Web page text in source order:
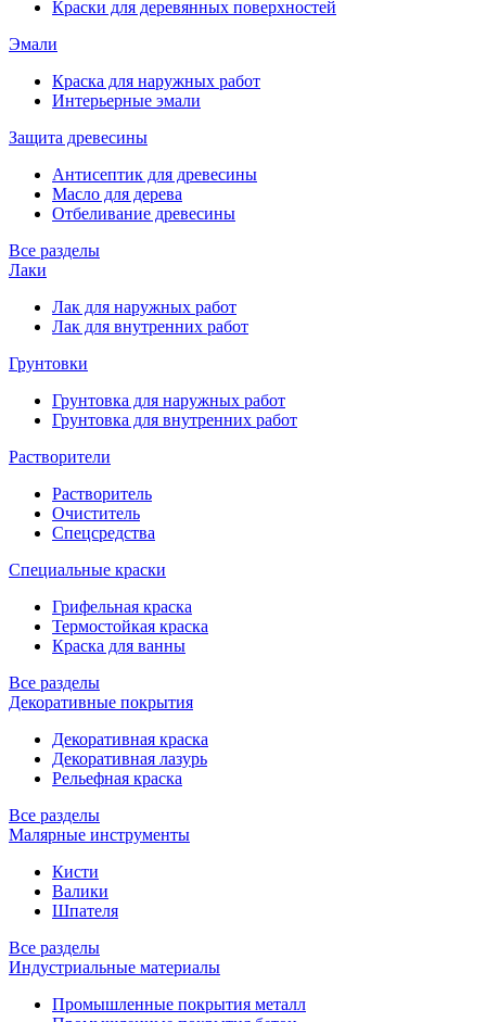
Краски для деревянных поверхностей
Эмали
Краска для наружных работ
Интерьерные эмали
Защита древесины
Антисептик для древесины
Масло для дерева
Отбеливание древесины
Все разделы
Лаки
Лак для наружных работ
Лак для внутренних работ
Грунтовки
Грунтовка для наружных работ
Грунтовка для внутренних работ
Растворители
Растворитель
Очиститель
Спецсредства
Специальные краски
Грифельная краска
Термостойкая краска
Краска для ванны
Все разделы
Декоративные покрытия
Декоративная краска
Декоративная лазурь
Рельефная краска
Все разделы
Малярные инструменты
Кисти
Валики
Шпателя
Все разделы
Индустриальные материалы
Промышленные покрытия металл